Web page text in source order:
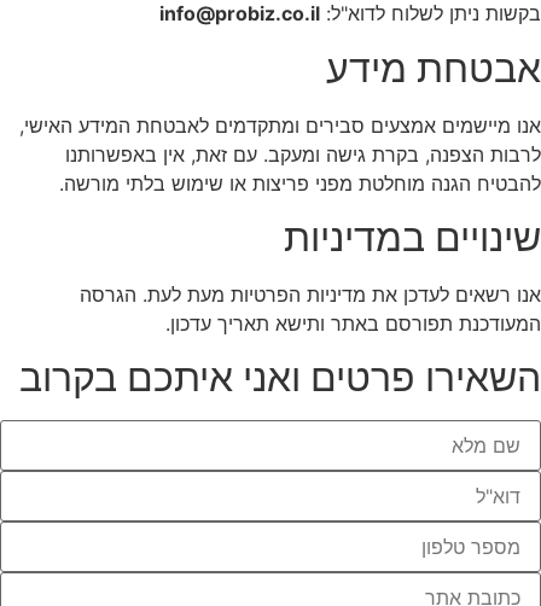
ניתן לשלוח לדוא"ל: info@probiz.co.il
מידע
מיישמים אמצעים סבירים ומתקדמים לאבטחת המידע האישי,
הצפנה, בקרת גישה ומעקב. עם זאת, אין באפשרותנו
הגנה מוחלטת מפני פריצות או שימוש בלתי מורשה.
במדיניות
רשאים לעדכן את מדיניות הפרטיות מעת לעת. הגרסה
תפורסם באתר ותישא תאריך עדכון.
פרטים ואני איתכם בקרוב